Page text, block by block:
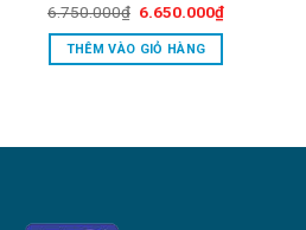
6.750.000₫ Original
was:
6.750.000₫.
6.650.000₫Current
THÊM VÀO GIỎ HÀNG